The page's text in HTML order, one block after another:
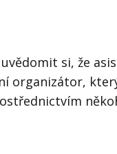
si, že
organizátor,